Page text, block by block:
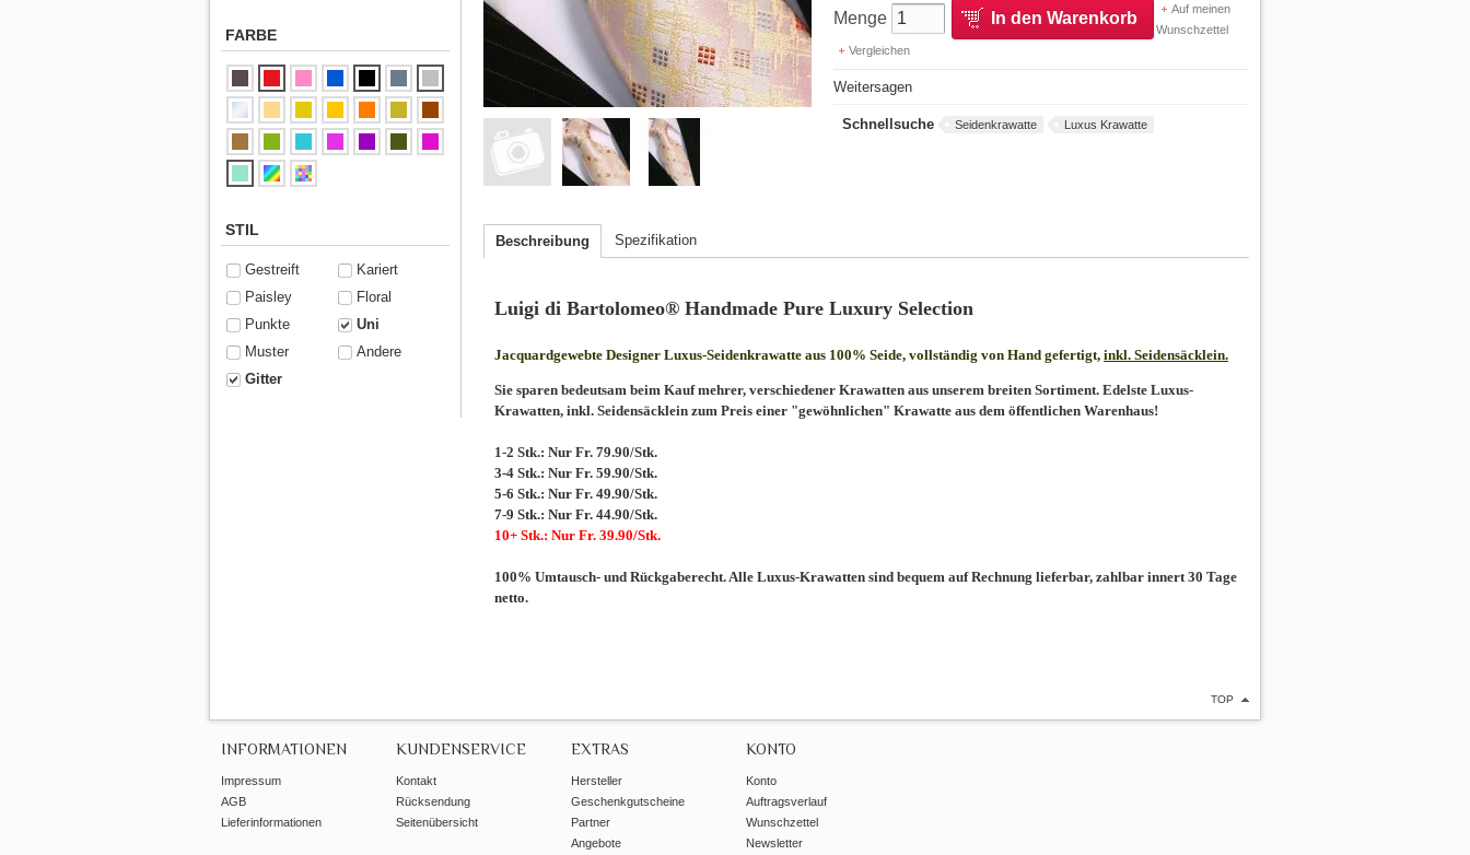
Menge In den Warenkorb
Auf meinen
Wunschzettel
Vergleichen
Weitersagen
Schnellsuche Seidenkrawatte Luxus Krawatte
Beschreibung Spezifikation
Luigi di Bartolomeo® Handmade Pure Luxury Selection
Jacquardgewebte Designer Luxus-Seidenkrawatte aus 100% Seide, vollständig von Hand gefertigt, inkl. Seidensäcklein.
Sie sparen bedeutsam beim Kauf mehrer, verschiedener Krawatten aus unserem breiten Sortiment. Edelste Luxus-
Krawatten, inkl. Seidensäcklein zum Preis einer "gewöhnlichen" Krawatte aus dem öffentlichen Warenhaus!
1-2 Stk.: Nur Fr. 79.90/Stk.
3-4 Stk.: Nur Fr. 59.90/Stk.
5-6 Stk.: Nur Fr. 49.90/Stk.
7-9 Stk.: Nur Fr. 44.90/Stk.
10+ Stk.: Nur Fr. 39.90/Stk.
100% Umtausch- und Rückgaberecht. Alle Luxus-Krawatten sind bequem auf Rechnung lieferbar, zahlbar innert 30 Tage
netto.
FARBE
STIL
Gestreift
Kariert
Paisley
Floral
Punkte
Uni
Muster
Andere
Gitter
TOP
INFORMATIONEN
Impressum
AGB
Lieferinformationen
KUNDENSERVICE
Kontakt
Rücksendung
Seitenübersicht
EXTRAS
Hersteller
Geschenkgutscheine
Partner
Angebote
KONTO
Konto
Auftragsverlauf
Wunschzettel
Newsletter